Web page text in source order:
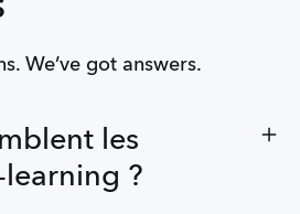
We’ve got answers.
les
?